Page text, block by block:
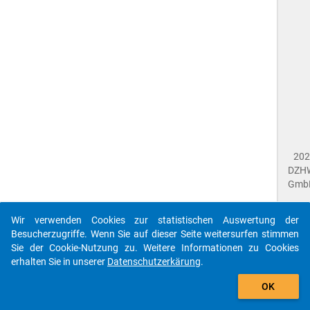
Wir verwenden Cookies zur statistischen Auswertung der
Besucherzugriffe. Wenn Sie auf dieser Seite weitersurfen stimmen
Sie der Cookie-Nutzung zu. Weitere Informationen zu Cookies
erhalten Sie in unserer Datenschutzerkärung.
OK